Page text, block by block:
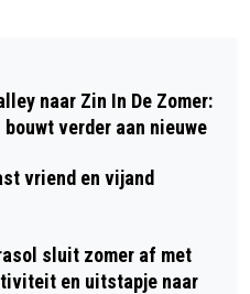
/ SPORTIEF
KINDEREN IN
naar Zin In De Zomer:
verder aan nieuwe
vriend en vijand
sluit zomer af met
en uitstapje naar